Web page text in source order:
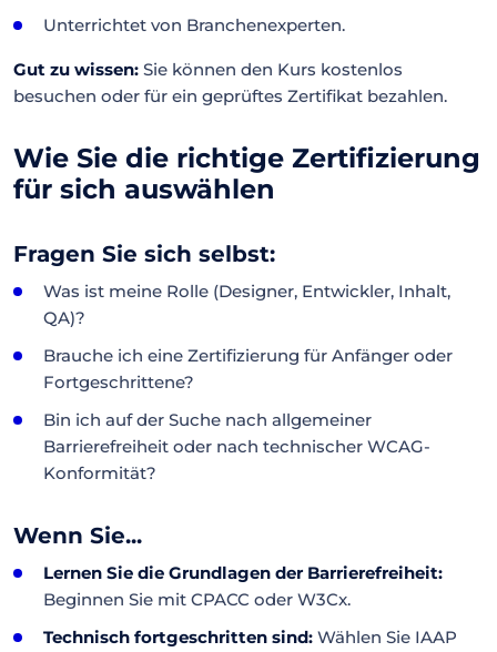
Unterrichtet von Branchenexperten.
Gut zu wissen: Sie können den Kurs kostenlos
besuchen oder für ein geprüftes Zertifikat bezahlen.
Wie Sie die richtige Zertifizierung
für sich auswählen
Fragen Sie sich selbst:
Was ist meine Rolle (Designer, Entwickler, Inhalt,
QA)?
Brauche ich eine Zertifizierung für Anfänger oder
Fortgeschrittene?
Bin ich auf der Suche nach allgemeiner
Barrierefreiheit oder nach technischer WCAG-
Konformität?
Wenn Sie...
Lernen Sie die Grundlagen der Barrierefreiheit:
Beginnen Sie mit CPACC oder W3Cx.
Technisch fortgeschritten sind: Wählen Sie IAAP